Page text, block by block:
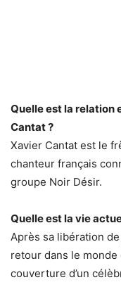
Quelle est la relation
Cantat ?
Xavier Cantat est le
chanteur français
groupe Noir Désir.
Quelle est la vie
Après sa libération
retour dans le
couverture d’un